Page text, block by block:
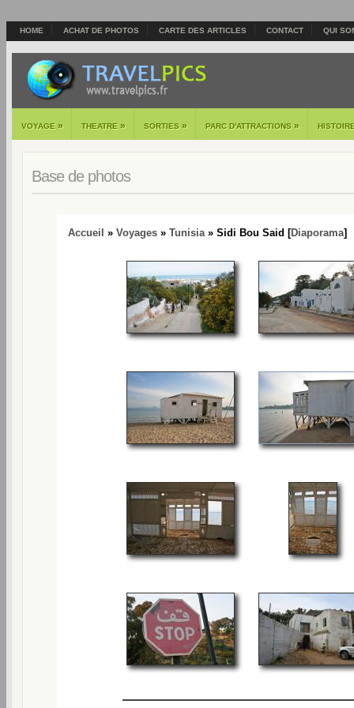
HOME ACHAT DE PHOTOS CARTE DES ARTICLES CONTACT QUI
VOYAGE » THEATRE » SORTIES » PARC D'ATTRACTIONS »
Base de photos
Accueil » Voyages » Tunisia» Sidi Bou Said [Diaporama]